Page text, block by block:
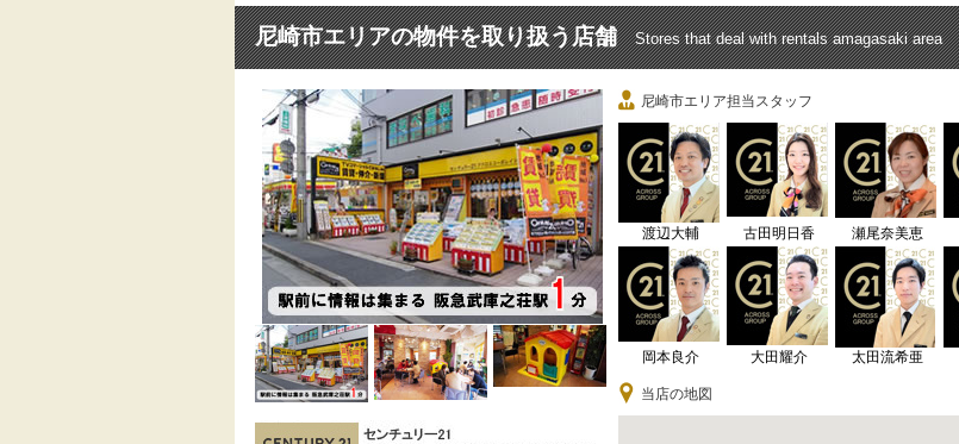
尼崎市エリアの物件を取り扱う店舗 Stores that deal with rentals amagasaki area
尼崎市エリア担当スタッフ
渡辺大輔 古田明日香 瀬尾奈美恵
岡本良介 大田耀介 太田流希亜
当店の地図